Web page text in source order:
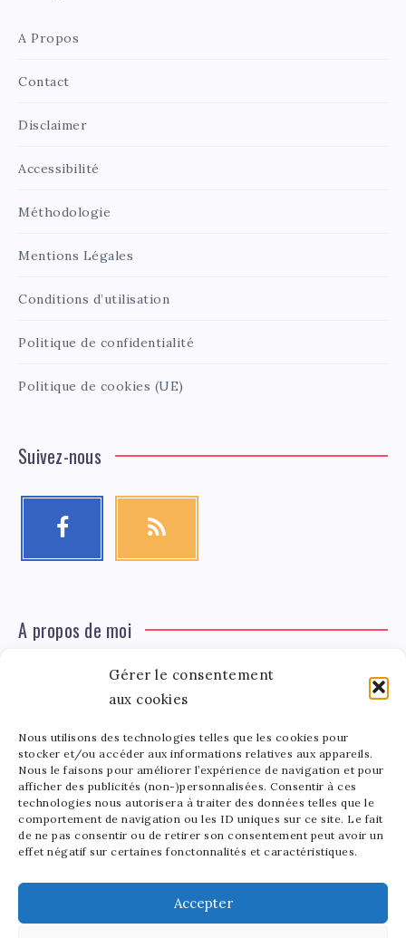
Gérer le consentement
aux cookies
Nous utilisons des technologies telles que les cookies pour
stocker et/ou accéder aux informations relatives aux appareils.
Nous le faisons pour améliorer l’expérience de navigation et pour
afficher des publicités (non-)personnalisées. Consentir à ces
technologies nous autorisera à traiter des données telles que le
comportement de navigation ou les ID uniques sur ce site. Le fait
de ne pas consentir ou de retirer son consentement peut avoir un
effet négatif sur certaines fonctonnalités et caractéristiques.
Accepter
A Propos
Contact
Disclaimer
Accessibilité
Méthodologie
Mentions Légales
Conditions d’utilisation
Politique de confidentialité
Politique de cookies (UE)
Suivez-nous
A propos de moi
Tinger
Léa Tinger
Fondatrice
Fondatrice de FortunedeStar.com, je fusionne ma
passion pour les cultures et l'économie des célébrités.
Entre la gestion de mon site et la poterie, je trouve le
bonheur dans l'équilibre de mes activités. Mère d'un
bout de chou de 5 ans, je partage avec lui l'amour de
l'art sous toutes ses formes.